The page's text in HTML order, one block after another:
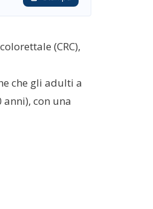
(CRC),
che gli adulti a
con una